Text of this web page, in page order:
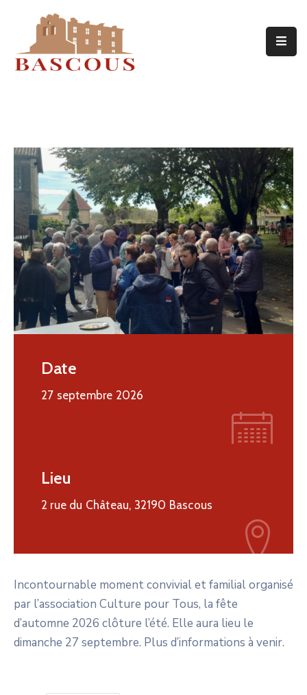
Accueil
Actualités
Agenda
Contact
Date
27 septembre 2026
Lieu
2 rue du Château, 32190 Bascous
Incontournable moment convivial et familial organisé
par l’association Culture pour Tous, la fête
d’automne 2026 clôture l’été. Elle aura lieu le
dimanche 27 septembre. Plus d’informations à venir.